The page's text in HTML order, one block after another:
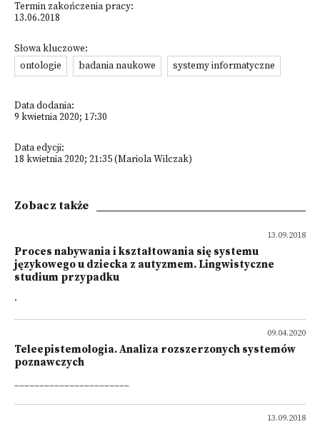
Termin zakończenia pracy:
13.06.2018
Słowa kluczowe:
ontologie
badania naukowe systemy informatyczne
Data dodania:
9 kwietnia 2020; 17:30
Data edycji:
18 kwietnia 2020; 21:35 (Mariola Wilczak)
Zobacz także
13.09.2018
Proces nabywania i kształtowania się systemu
językowego u dziecka z autyzmem. Lingwistyczne
studium przypadku
.
09.04.2020
Teleepistemologia. Analiza rozszerzonych systemów
poznawczych
_______________________
13.09.2018